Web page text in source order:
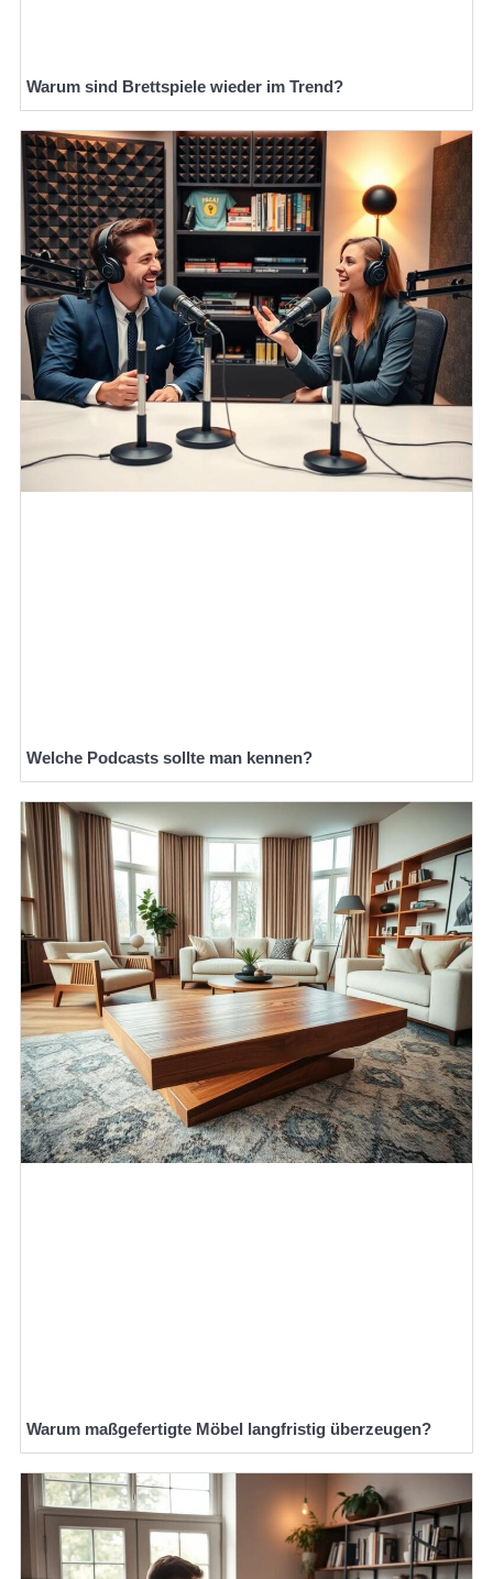
Warum sind Brettspiele wieder im Trend?
Welche Podcasts sollte man kennen?
Warum maßgefertigte Möbel langfristig überzeugen?